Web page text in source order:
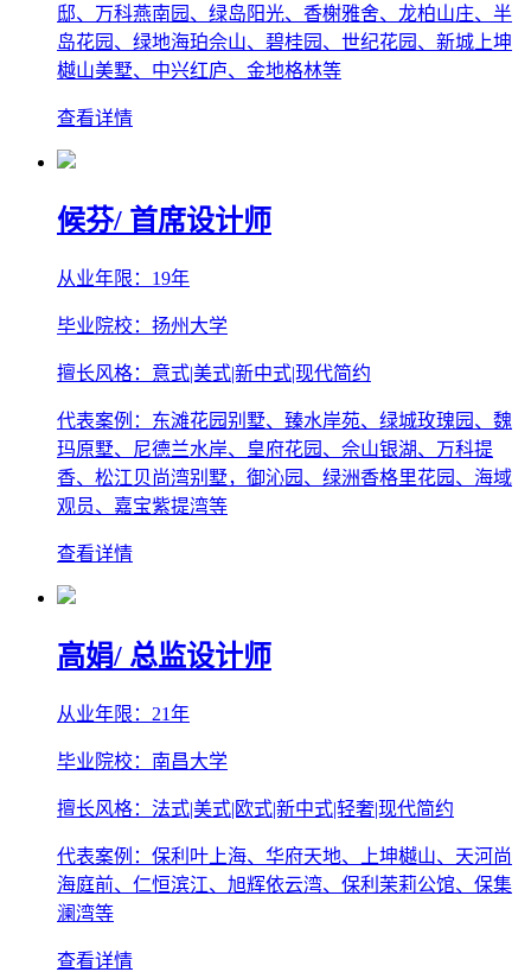
邸、万科燕南园、绿岛阳光、香榭雅舍、龙柏山庄、半
岛花园、绿地海珀佘山、碧桂园、世纪花园、新城上坤
樾山美墅、中兴红庐、金地格林等
查看详情
候芬/ 首席设计师
从业年限：19年
毕业院校：扬州大学
擅长风格：意式|美式|新中式|现代简约
代表案例：东滩花园别墅、臻水岸苑、绿城玫瑰园、魏
玛原墅、尼德兰水岸、皇府花园、佘山银湖、万科提
香、松江贝尚湾别墅，御沁园、绿洲香格里花园、海域
观员、嘉宝紫提湾等
查看详情
高娟/ 总监设计师
从业年限：21年
毕业院校：南昌大学
擅长风格：法式|美式|欧式|新中式|轻奢|现代简约
代表案例：保利叶上海、华府天地、上坤樾山、天河尚
海庭前、仁恒滨江、旭辉依云湾、保利茉莉公馆、保集
澜湾等
查看详情